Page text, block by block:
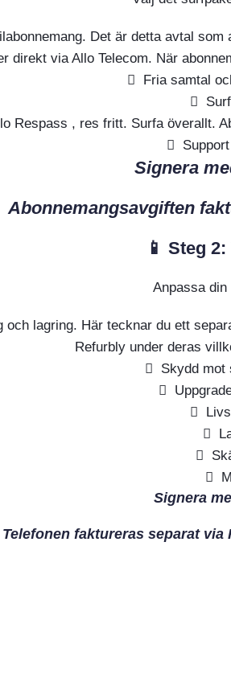
Det är detta avtal
direkt via Allo Telecom. När
Fria samtal
Respass , res fritt. Surfa överallt.
Signera
Abonnemangsavgiften
📱 Steg
Anpassa
lagring. Här tecknar du ett
Refurbly under deras
Skydd mot
Signera
Telefonen faktureras separat